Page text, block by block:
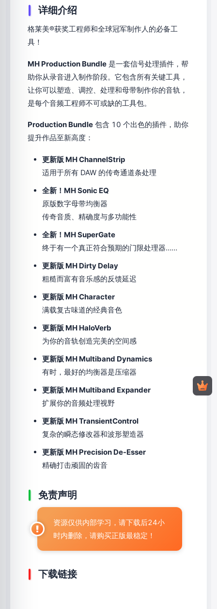
详细介绍
格莱美®获奖工程师和全球冠军制作人的必备工
具！
MH Production Bundle 是一套信号处理插件，帮
助你从录音进入制作阶段。它包含所有关键工具，
让你可以塑造、调控、处理和母带制作你的音轨，
是每个音频工程师不可或缺的工具包。
Production Bundle 包含 10 个出色的插件，助你
提升作品至新高度：
更新版 MH ChannelStrip
适用于所有 DAW 的传奇通道条处理
全新！MH Sonic EQ
原版数字母带均衡器
传奇音质、精确度与多功能性
全新！MH SuperGate
终于有一个真正符合预期的门限处理器……
更新版 MH Dirty Delay
粗糙而富有音乐感的反馈延迟
更新版 MH Character
满载复古味道的经典音色
更新版 MH HaloVerb
为你的音轨创造完美的空间感
更新版 MH Multiband Dynamics
有时，最好的均衡器是压缩器
更新版 MH Multiband Expander
扩展你的音频处理视野
更新版 MH TransientControl
复杂的瞬态修改器和波形塑造器
更新版 MH Precision De-Esser
精确打击顽固的齿音
免责声明
资源仅供内部学习，请下载后24小
时内删除，请购买正版最稳定！
下载链接